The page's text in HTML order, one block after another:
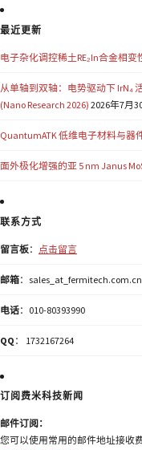
最近更新
电子杂化调控稀土RE₂In合金相变
从单轴到双轴：电势驱动下 IrN₄
(Nano Research 2026) 2026年7月
QuantumATK 低维电子材料与器
面外极化增强的亚 5 nm Janus
联系方式
留言板： 点击留言
邮箱：sales_at_fermitech.com.cn
电话：010-80393990
QQ ： 1732167264
订阅费米科技新闻
邮件订阅：
您可以使用常用的邮件地址接收